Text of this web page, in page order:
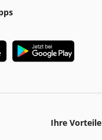
Ihre Vorteile